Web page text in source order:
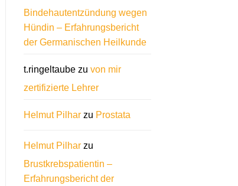
Bindehautentzündung wegen
Hündin – Erfahrungsbericht
der Germanischen Heilkunde
t.ringeltaubezu von mir
zertifizierte Lehrer
Helmut Pilharzu Prostata
Helmut Pilharzu
Brustkrebspatientin –
Erfahrungsbericht der